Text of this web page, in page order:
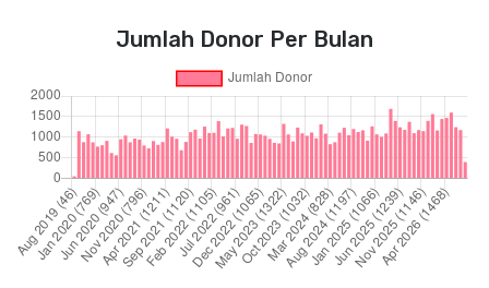
Jumlah Donor Per Bulan